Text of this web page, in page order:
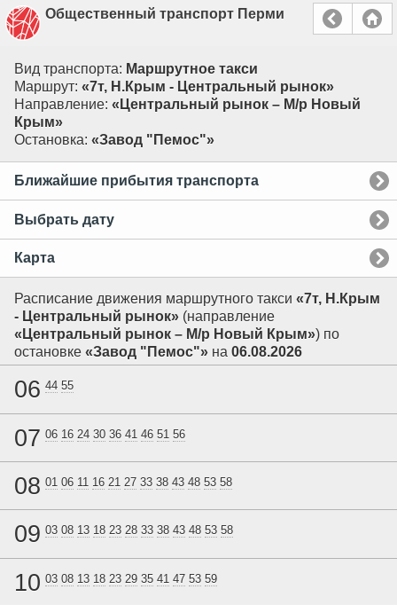
Общественный транспорт Перми
Вид транспорта: Маршрутное такси
Маршрут: «7т, Н.Крым - Центральный рынок»
Направление: «Центральный рынок – М/р Новый
Крым»
Остановка: «Завод "Пемос"»
Ближайшие прибытия транспорта
Выбрать дату
Карта
Расписание движения маршрутного такси «7т, Н.Крым
- Центральный рынок» (направление
«Центральный рынок – М/р Новый Крым») по
остановке «Завод "Пемос"» на 06.08.2026
06 44 55
07 06 16 24 30 36 41 46 51 56
08 01 06 11 16 21 27 33 38 43 48 53 58
09 03 08 13 18 23 28 33 38 43 48 53 58
10 03 08 13 18 23 29 35 41 47 53 59